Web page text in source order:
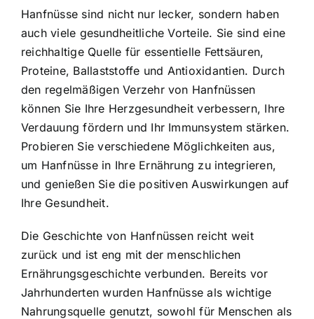
Hanfnüsse sind nicht nur lecker, sondern haben
auch viele gesundheitliche Vorteile. Sie sind eine
reichhaltige Quelle für essentielle Fettsäuren,
Proteine, Ballaststoffe und Antioxidantien. Durch
den regelmäßigen Verzehr von Hanfnüssen
können Sie Ihre Herzgesundheit verbessern, Ihre
Verdauung fördern und Ihr Immunsystem stärken.
Probieren Sie verschiedene Möglichkeiten aus,
um Hanfnüsse in Ihre Ernährung zu integrieren,
und genießen Sie die positiven Auswirkungen auf
Ihre Gesundheit.
Die Geschichte von Hanfnüssen reicht weit
zurück und ist eng mit der menschlichen
Ernährungsgeschichte verbunden. Bereits vor
Jahrhunderten wurden Hanfnüsse als wichtige
Nahrungsquelle genutzt, sowohl für Menschen als